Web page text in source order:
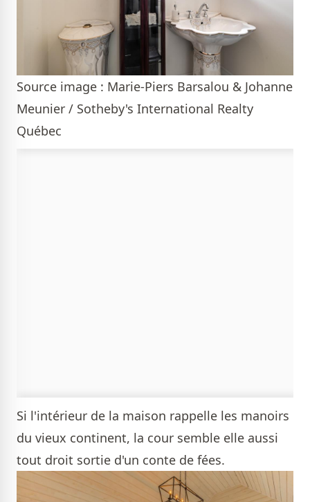
Source image : Marie-Piers Barsalou & Johanne
Meunier / Sotheby's International Realty
Québec
Si l'intérieur de la maison rappelle les manoirs
du vieux continent, la cour semble elle aussi
tout droit sortie d'un conte de fées.